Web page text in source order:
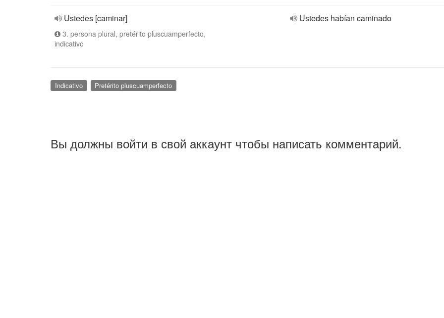
Ustedes [caminar]
3. persona plural, pretérito pluscuamperfecto,
indicativo
Ustedes habían caminado
Indicativo Pretérito pluscuamperfecto
Вы должны войти в свой аккаунт чтобы написать комментарий.